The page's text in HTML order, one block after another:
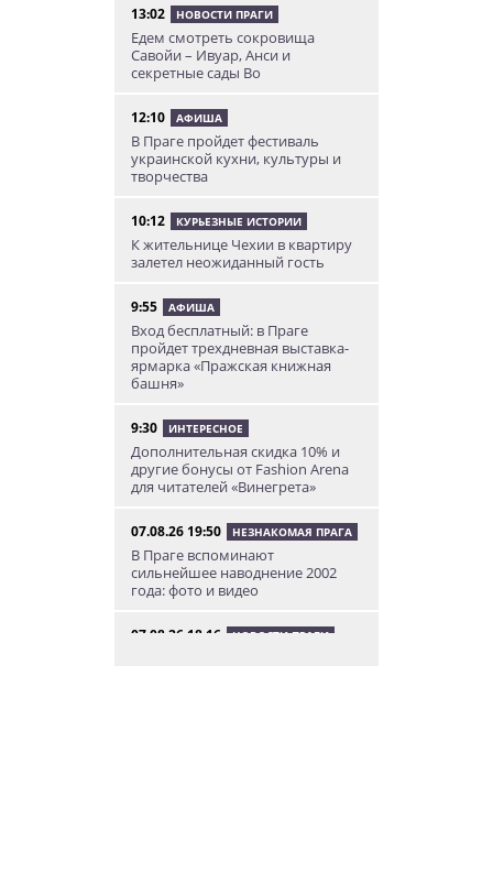
13:02 НОВОСТИ ПРАГИ
Едем смотреть сокровища
Савойи – Ивуар, Анси и
секретные сады Во
12:10 АФИША
В Праге пройдет фестиваль
украинской кухни, культуры и
творчества
10:12 КУРЬЕЗНЫЕ ИСТОРИИ
К жительнице Чехии в квартиру
залетел неожиданный гость
9:55 АФИША
Вход бесплатный: в Праге
пройдет трехдневная выставка-
ярмарка «Пражская книжная
башня»
9:30 ИНТЕРЕСНОЕ
Дополнительная скидка 10% и
другие бонусы от Fashion Arena
для читателей «Винегрета»
07.08.26 19:50 НЕЗНАКОМАЯ ПРАГА
В Праге вспоминают
сильнейшее наводнение 2002
года: фото и видео
07.08.26 18:16 НОВОСТИ ПРАГИ